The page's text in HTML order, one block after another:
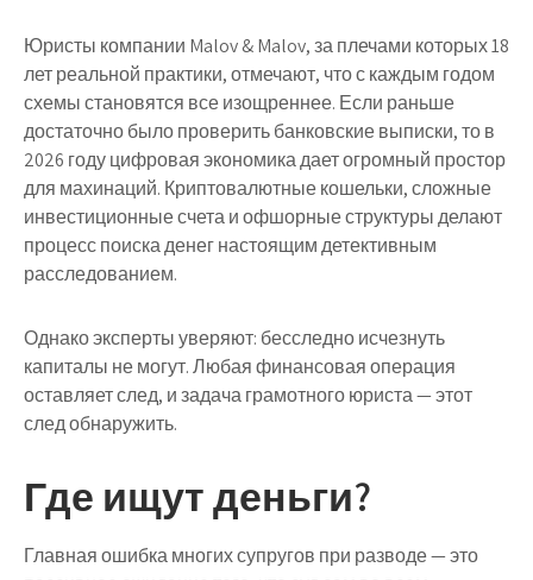
Юристы компании Malov & Malov, за плечами которых 18
лет реальной практики, отмечают, что с каждым годом
схемы становятся все изощреннее. Если раньше
достаточно было проверить банковские выписки, то в
2026 году цифровая экономика дает огромный простор
для махинаций. Криптовалютные кошельки, сложные
инвестиционные счета и офшорные структуры делают
процесс поиска денег настоящим детективным
расследованием.
Однако эксперты уверяют: бесследно исчезнуть
капиталы не могут. Любая финансовая операция
оставляет след, и задача грамотного юриста — этот
след обнаружить.
Где ищут деньги?
Главная ошибка многих супругов при разводе — это